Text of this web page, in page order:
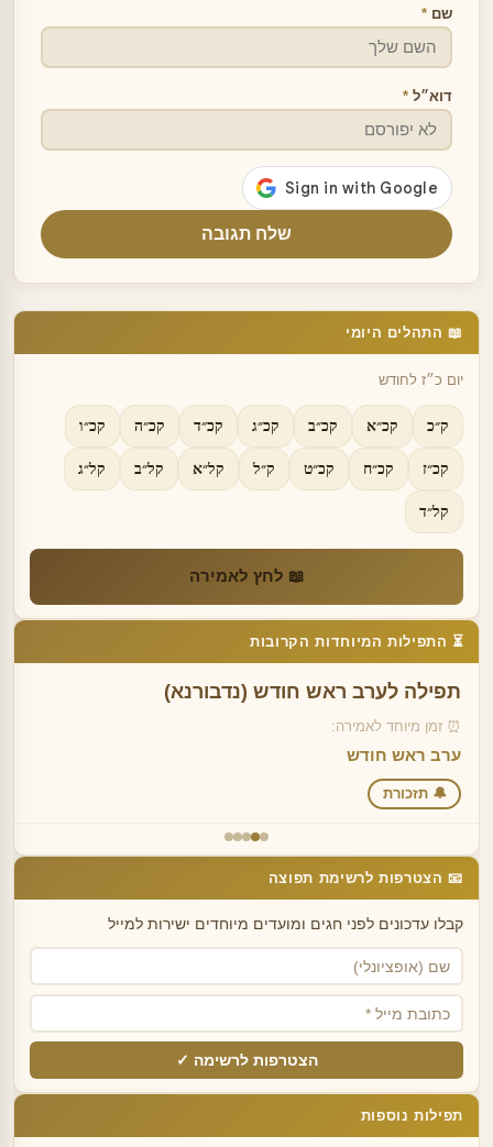
שם *
דוא״ל *
שלח תגובה
📖 התהלים היומי
יום כ״ז לחודש
ק״כ קכ״א קכ״ב קכ״ג קכ״ד קכ״ה קכ״ו
קכ״ז קכ״ח קכ״ט ק״ל קל״א קל״ב קל״ג
קל״ד
📖 לחץ לאמירה
⏳ התפילות המיוחדות הקרובות
תפילה לערב ראש חודש (נדבורנא)
⏰ זמן מיוחד לאמירה:
ערב ראש חודש
🔔 תזכורת
📧 הצטרפות לרשימת תפוצה
קבלו עדכונים לפני חגים ומועדים מיוחדים ישירות למייל
הצטרפות לרשימה ✓
תפילות נוספות